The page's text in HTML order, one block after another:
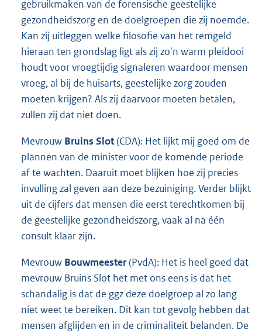
gebruikmaken van de forensische geestelijke
gezondheidszorg en de doelgroepen die zij noemde.
Kan zij uitleggen welke filosofie van het remgeld
hieraan ten grondslag ligt als zij zo'n warm pleidooi
houdt voor vroegtijdig signaleren waardoor mensen
vroeg, al bij de huisarts, geestelijke zorg zouden
moeten krijgen? Als zij daarvoor moeten betalen,
zullen zij dat niet doen.
Mevrouw Bruins Slot(CDA): Het lijkt mij goed om de
plannen van de minister voor de komende periode
af te wachten. Daaruit moet blijken hoe zij precies
invulling zal geven aan deze bezuiniging. Verder blijkt
uit de cijfers dat mensen die eerst terechtkomen bij
de geestelijke gezondheidszorg, vaak al na één
consult klaar zijn.
Mevrouw Bouwmeester(PvdA): Het is heel goed dat
mevrouw Bruins Slot het met ons eens is dat het
schandalig is dat de ggz deze doelgroep al zo lang
niet weet te bereiken. Dit kan tot gevolg hebben dat
mensen afglijden en in de criminaliteit belanden. De